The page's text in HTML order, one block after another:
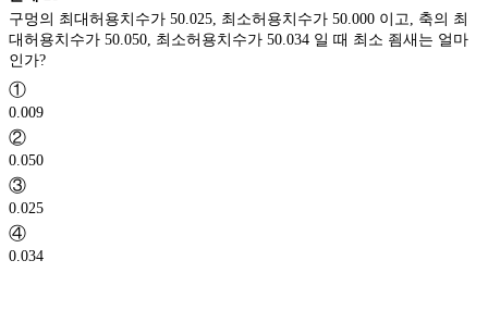
구멍의 최대허용치수가 50.025, 최소허용치수가 50.000 이고, 축의 최
대허용치수가 50.050, 최소허용치수가 50.034 일 때 최소 죔새는 얼마
①
0.009
②
0.050
③
0.025
④
0.034